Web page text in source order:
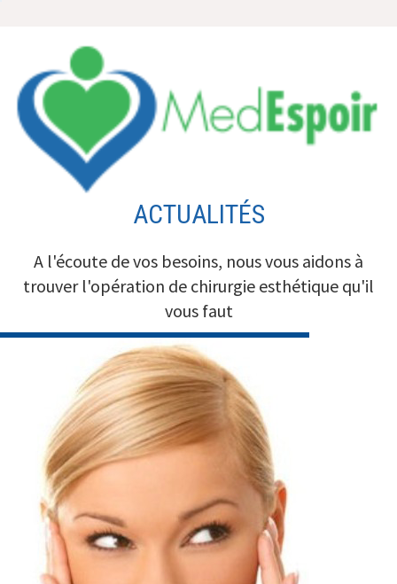
contenu
ACTUALITÉS
A l'écoute de vos besoins, nous vous aidons à
trouver l'opération de chirurgie esthétique qu'il
vous faut